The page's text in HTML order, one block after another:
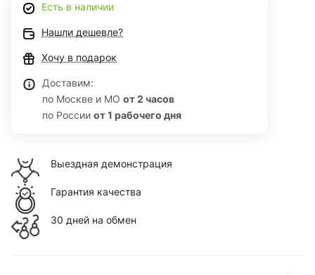
Есть в наличии
Нашли дешевле?
Хочу в подарок
Доставим:
по Москве и МО от 2 часов
по России от 1 рабочего дня
Выездная демонстрация
Гарантия качества
30 дней на обмен